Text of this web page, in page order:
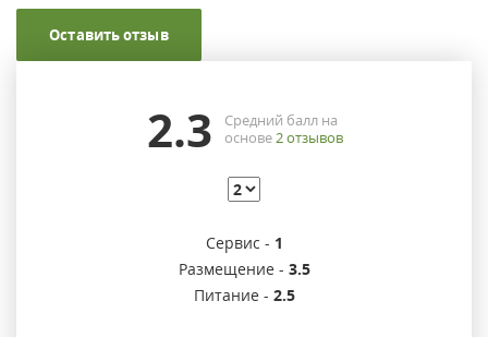
Оставить отзыв
2.3
Средний балл на
основе2отзывов
Сервис - 1
Размещение - 3.5
Питание - 2.5